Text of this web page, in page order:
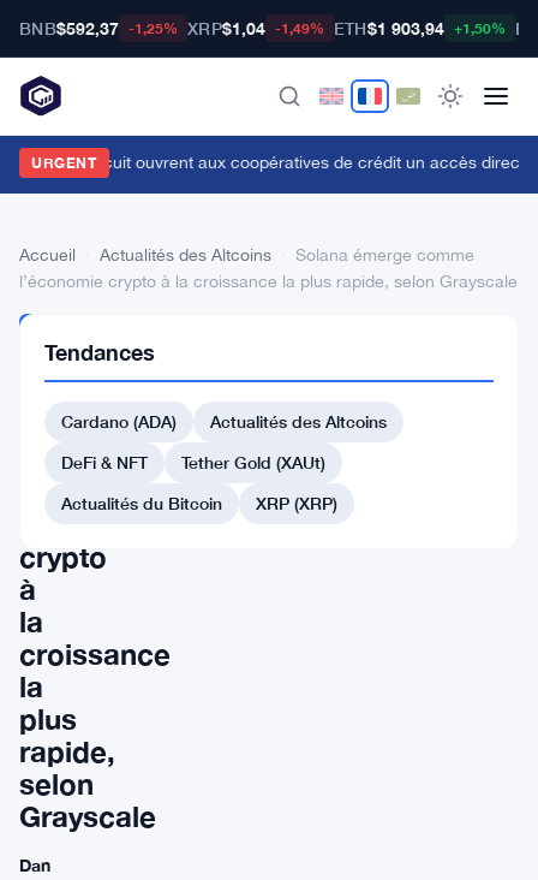
BNB$592,37 -1,25% XRP$1,04 -1,49% ETH$1 903,94 +1,50%
URGENT
et Circuit ouvrent aux coopératives de crédit un accès direct
Accueil Actualités des Altcoins
Solana émerge comme
l’économie crypto à la croissance la plus rapide, selon Grayscale
DES
ALTCOINS
Solana
émerge
comme
crypto
à
la
croissance
la
plus
rapide,
selon
Grayscale
Dan
Tendances
Cardano (ADA)
Actualités des Altcoins
DeFi & NFT
Tether Gold (XAUt)
Actualités du Bitcoin
XRP (XRP)